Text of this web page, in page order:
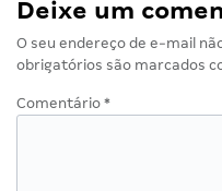
Deixe um
O seu endereço de e-mail
obrigatórios são marcados
Comentário *